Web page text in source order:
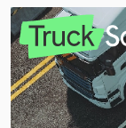
Autres
Autres